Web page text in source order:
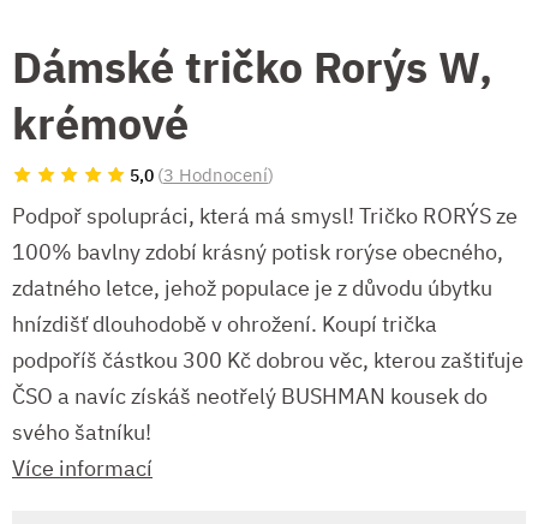
Dámské tričko Rorýs W,
krémové
5,0 (3 Hodnocení)
Podpoř spolupráci, která má smysl! Tričko RORÝS ze
100% bavlny zdobí krásný potisk rorýse obecného,
zdatného letce, jehož populace je z důvodu úbytku
hnízdišť dlouhodobě v ohrožení. Koupí trička
podpoříš částkou 300 Kč dobrou věc, kterou zaštiťuje
ČSO a navíc získáš neotřelý BUSHMAN kousek do
svého šatníku!
Více informací